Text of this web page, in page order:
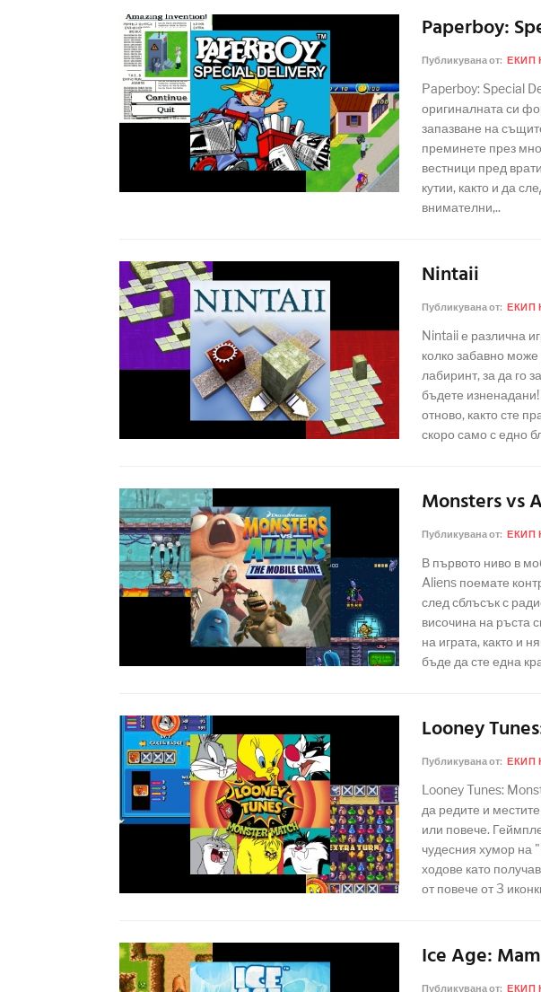
Paperboy:
Публикувана от: ЕКИП
Paperboy: Special
оригиналната си
запазване на
преминете през
вестници пред
кутии, както и да
внимателни,..
Nintaii
Публикувана от: ЕКИП
Nintaii е различна
колко забавно
лабиринт, за да го
бъдете изненадани!
отново, както сте
скоро само с едно
Monsters vs
Публикувана от: ЕКИП
В първото ниво в
Aliens поемате
след сблъсък с
височина на ръста
на играта, както и
бъде да сте една
Looney
Публикувана от: ЕКИП
Looney Tunes:
да редите и
или повече.
чудесния хумор на
ходове като
от повече от 3
Ice Age:
Публикувана от: ЕКИП